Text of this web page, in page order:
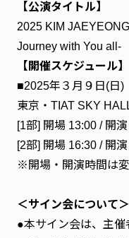
VIDEO
ビデオ
GALLERY
ギャラリー
SPECIAL MESSAGE
スペシャルメッセージ
CONTACT
お問い合わせ
【公演タイトル】
2025 KIM
Journey with You all-
【開催スケジュール】
■2025年３月９日(日)
東京・TIAT SKY
[1部] 開場 13:00 / 開
[2部] 開場 16:30 / 開
※開場・開演時間は変
＜サイン会について＞
●本サイン会は、主